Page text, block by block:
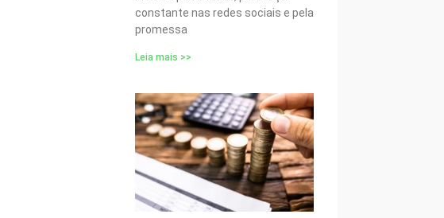
constante nas redes sociais e pela
promessa
Leia mais >>